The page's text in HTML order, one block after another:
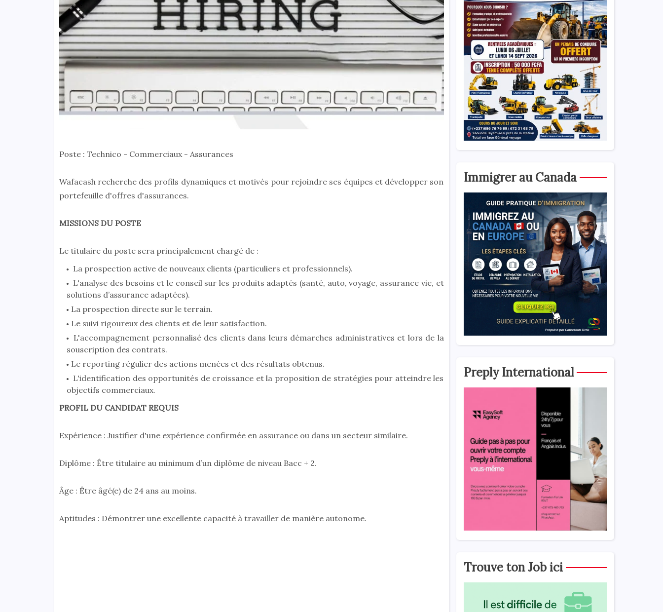
Poste : Technico - Commerciaux - Assurances
Wafacash recherche des profils dynamiques et motivés pour rejoindre ses équipes et développer son
portefeuille d'offres d'assurances.
MISSIONS DU POSTE
Le titulaire du poste sera principalement chargé de :
La prospection active de nouveaux clients (particuliers et professionnels).
L'analyse des besoins et le conseil sur les produits adaptés (santé, auto, voyage, assurance vie, et
solutions d’assurance adaptées).
La prospection directe sur le terrain.
Le suivi rigoureux des clients et de leur satisfaction.
L'accompagnement personnalisé des clients dans leurs démarches administratives et lors de la
souscription des contrats.
Le reporting régulier des actions menées et des résultats obtenus.
L'identification des opportunités de croissance et la proposition de stratégies pour atteindre les
objectifs commerciaux.
PROFIL DU CANDIDAT REQUIS
Expérience : Justifier d'une expérience confirmée en assurance ou dans un secteur similaire.
Diplôme : Être titulaire au minimum d’un diplôme de niveau Bacc + 2.
Âge : Être âgé(e) de 24 ans au moins.
Aptitudes : Démontrer une excellente capacité à travailler de manière autonome.
Immigrer au Canada
Preply International
Trouve ton Job ici